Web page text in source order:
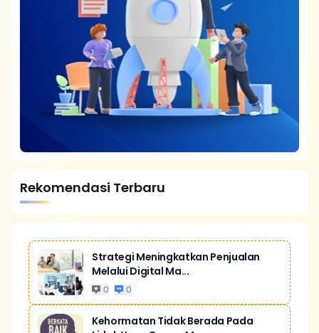
Rekomendasi Terbaru
Strategi Meningkatkan Penjualan
Melalui Digital Ma...
0 0
Kehormatan Tidak Berada Pada